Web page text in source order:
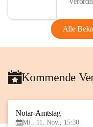
Alle
Kommende
Notar-Amtstag
Mi., 11. Nov., 15:30